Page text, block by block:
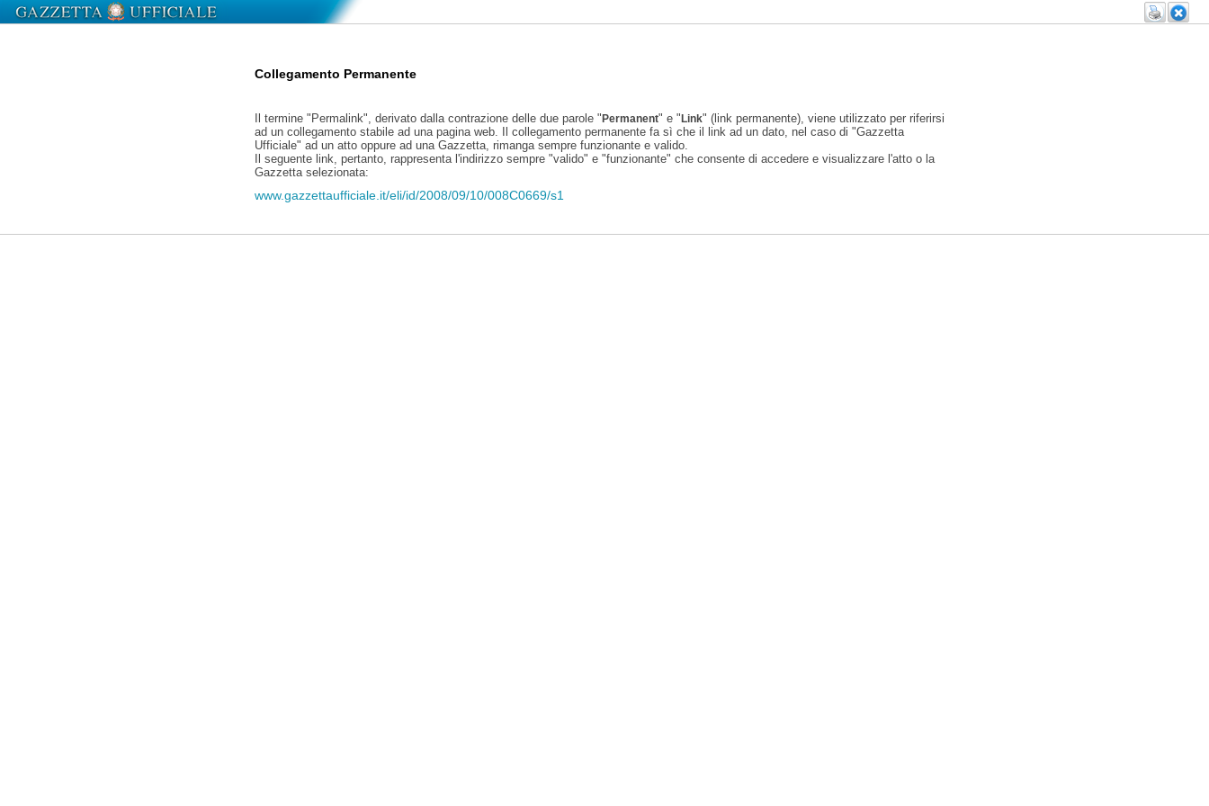
Collegamento Permanente
Il termine "Permalink", derivato dalla contrazione delle due parole "Permanent" e "Link" (link permanente), viene utilizzato per riferirsi
ad un collegamento stabile ad una pagina web. Il collegamento permanente fa sì che il link ad un dato, nel caso di "Gazzetta
Ufficiale" ad un atto oppure ad una Gazzetta, rimanga sempre funzionante e valido.
Il seguente link, pertanto, rappresenta l'indirizzo sempre "valido" e "funzionante" che consente di accedere e visualizzare l'atto o la
Gazzetta selezionata:
www.gazzettaufficiale.it/eli/id/2008/09/10/008C0669/s1